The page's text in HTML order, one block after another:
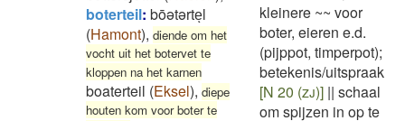
boterteil: bōətərteͅl
(Hamont), diende om het
vocht uit het botervet te
kloppen na het karnen
boaterteil (Eksel), diepe
houten kom voor boter te
kleinere ~~ voor
boter, eieren e.d.
(pijppot, timperpot);
betekenis/uitspraak
[N 20 (zj)] || schaal
om spijzen in op te